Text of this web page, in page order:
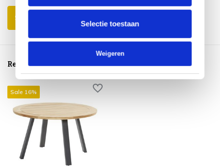
Selectie toestaan
Weigeren
Schrijf je eigen review
Reeds bekeken
Sale 16%